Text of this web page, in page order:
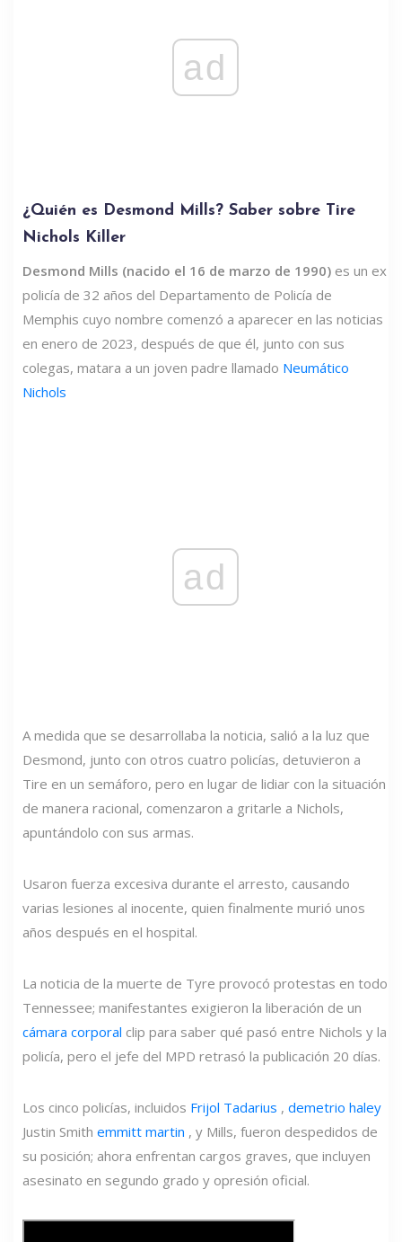
ad
¿Quién es Desmond Mills? Saber sobre Tire
Nichols Killer
Desmond Mills (nacido el 16 de marzo de 1990) es un ex
policía de 32 años del Departamento de Policía de
Memphis cuyo nombre comenzó a aparecer en las noticias
en enero de 2023, después de que él, junto con sus
colegas, matara a un joven padre llamado Neumático
Nichols
ad
A medida que se desarrollaba la noticia, salió a la luz que
Desmond, junto con otros cuatro policías, detuvieron a
Tire en un semáforo, pero en lugar de lidiar con la situación
de manera racional, comenzaron a gritarle a Nichols,
apuntándolo con sus armas.
Usaron fuerza excesiva durante el arresto, causando
varias lesiones al inocente, quien finalmente murió unos
años después en el hospital.
La noticia de la muerte de Tyre provocó protestas en todo
Tennessee; manifestantes exigieron la liberación de un
cámara corporal clip para saber qué pasó entre Nichols y la
policía, pero el jefe del MPD retrasó la publicación 20 días.
Los cinco policías, incluidos Frijol Tadarius , demetrio haley
Justin Smith emmitt martin , y Mills, fueron despedidos de
su posición; ahora enfrentan cargos graves, que incluyen
asesinato en segundo grado y opresión oficial.